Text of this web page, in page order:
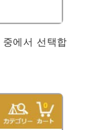
에서 선택합